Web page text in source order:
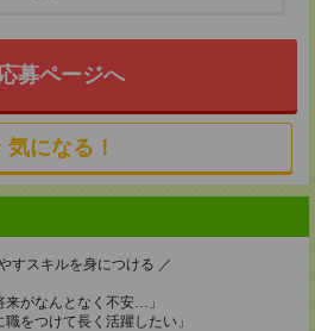
募ページへ
気になる！
すスキルを身につける ／
来がなんとなく不安…」
をつけて長く活躍したい」